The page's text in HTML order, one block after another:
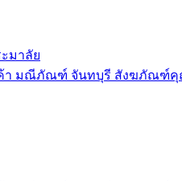
มาลัย
า มณีภัณฑ์ จันทบุรี สังฆภัณฑ์คุณ